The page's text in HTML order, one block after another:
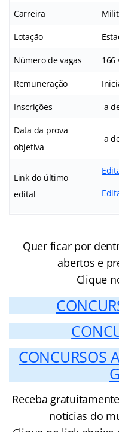
Carreira
Lotação
Número de vagas 166
Remuneração
Inscrições a
Data da prova
objetiva
a
Link do último
edital
Quer ficar por
abertos e
Clique
CONCURSOS
Receba
notícias do